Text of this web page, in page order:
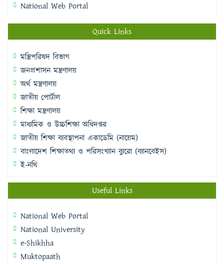
National Web Portal
Quick Links
মন্ত্রিপরিষদ বিভাগ
জনপ্রশাসন মন্ত্রণালয়
অর্থ মন্ত্রণালয়
জাতীয় পোর্টাল
শিক্ষা মন্ত্রণালয়
মাধ্যমিক ও উচ্চশিক্ষা অধিদপ্তর
জাতীয় শিক্ষা ব্যবস্থাপনা একাডেমি (নায়েম)
বাংলাদেশ শিক্ষাতথ্য ও পরিসংখ্যান ব্যুরো (ব্যানবেইস)
ই-নথি
Useful Links
National Web Portal
National University
e-Shikhha
Muktopaath